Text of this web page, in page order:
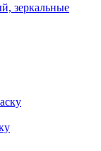
зеркальные